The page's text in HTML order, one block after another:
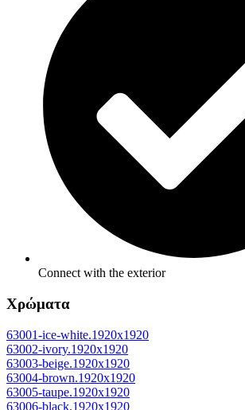
Connect with the exterior
Χρώματα
63001-ice-white.1920x1920
63002-ivory.1920x1920
63003-beige.1920x1920
63004-brown.1920x1920
63005-taupe.1920x1920
63006-black.1920x1920